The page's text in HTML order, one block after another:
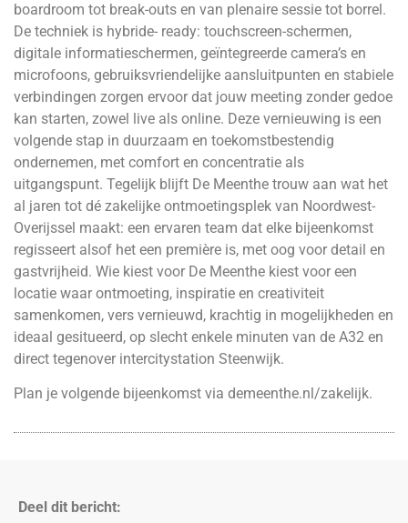
boardroom tot break-outs en van plenaire sessie tot borrel.
De techniek is hybride- ready: touchscreen-schermen,
digitale informatieschermen, geïntegreerde camera’s en
microfoons, gebruiksvriendelijke aansluitpunten en stabiele
verbindingen zorgen ervoor dat jouw meeting zonder gedoe
kan starten, zowel live als online. Deze vernieuwing is een
volgende stap in duurzaam en toekomstbestendig
ondernemen, met comfort en concentratie als
uitgangspunt. Tegelijk blijft De Meenthe trouw aan wat het
al jaren tot dé zakelijke ontmoetingsplek van Noordwest-
Overijssel maakt: een ervaren team dat elke bijeenkomst
regisseert alsof het een première is, met oog voor detail en
gastvrijheid. Wie kiest voor De Meenthe kiest voor een
locatie waar ontmoeting, inspiratie en creativiteit
samenkomen, vers vernieuwd, krachtig in mogelijkheden en
ideaal gesitueerd, op slecht enkele minuten van de A32 en
direct tegenover intercitystation Steenwijk.
Plan je volgende bijeenkomst via demeenthe.nl/zakelijk.
Deel dit bericht: